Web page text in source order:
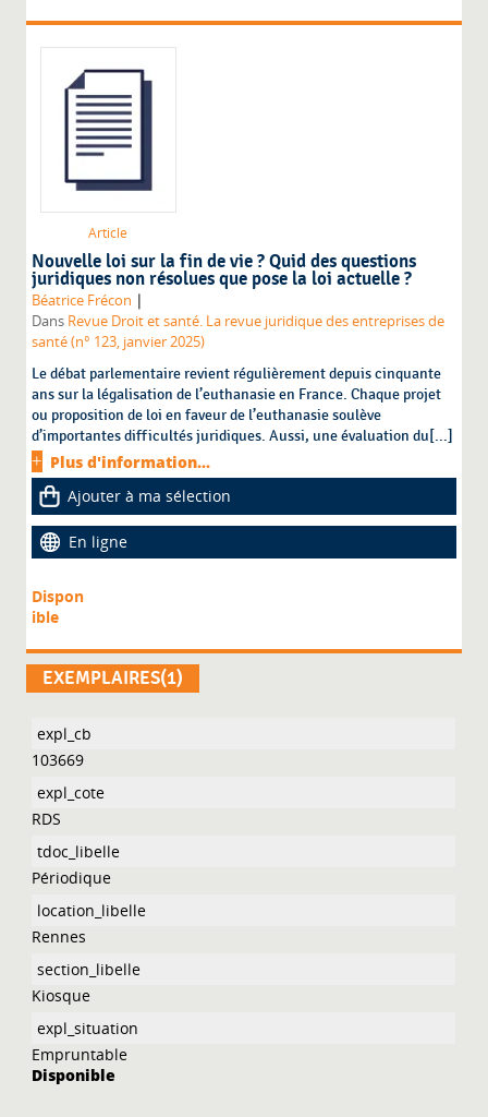
Article
Nouvelle loi sur la fin de vie ? Quid des questions
juridiques non résolues que pose la loi actuelle ?
Béatrice Frécon |
Dans Revue Droit et santé. La revue juridique des entreprises de
santé (n° 123, janvier 2025)
Le débat parlementaire revient régulièrement depuis cinquante
ans sur la légalisation de l’euthanasie en France. Chaque projet
ou proposition de loi en faveur de l’euthanasie soulève
d’importantes difficultés juridiques. Aussi, une évaluation du[...]
Plus d'information...
Ajouter à ma sélection
En ligne
Dispon
ible
EXEMPLAIRES(1)
103669
RDS
Périodique
Rennes
Kiosque
Empruntable
Disponible